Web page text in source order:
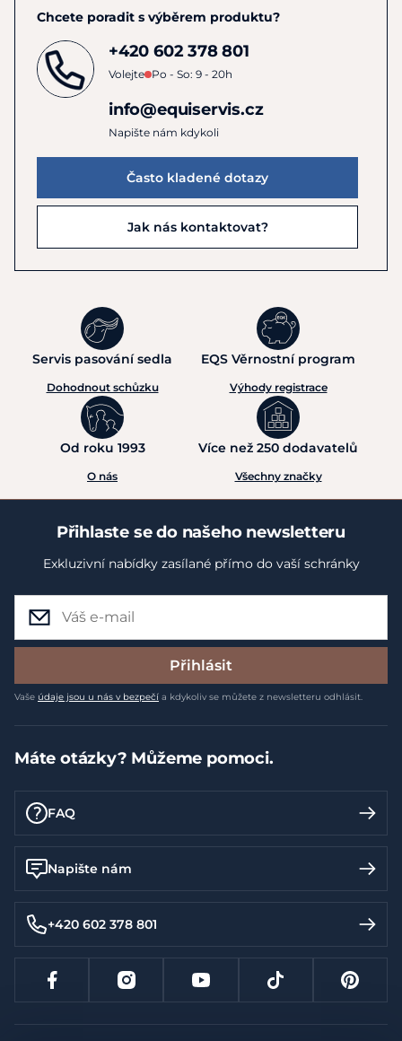
Chcete poradit s výběrem produktu?
+420 602 378 801
Volejte Po - So: 9 - 20h
info@equiservis.cz
Napište nám kdykoli
Často kladené dotazy
Jak nás kontaktovat?
Servis pasování sedla
Dohodnout schůzku
EQS Věrnostní program
Výhody registrace
Od roku 1993
O nás
Více než 250 dodavatelů
Všechny značky
Přihlaste se do našeho newsletteru
Exkluzivní nabídky zasílané přímo do vaší schránky
Přihlásit
Vaše údaje jsou u nás v bezpečí a kdykoliv se můžete z newsletteru odhlásit.
Máte otázky? Můžeme pomoci.
FAQ
Napište nám
+420 602 378 801